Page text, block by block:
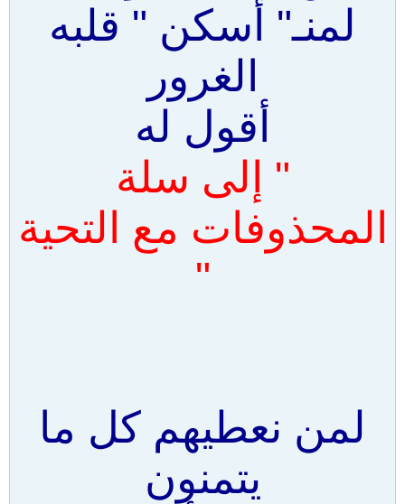
لمنـ" أسكن " قلبه
الغرور
أقول له
" إلى سلة
المحذوفات مع التحية
"
لمن نعطيهم كل ما
يتمنون